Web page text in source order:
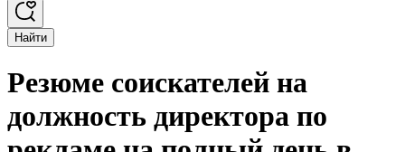
Найти
Резюме соискателей на
должность директора по